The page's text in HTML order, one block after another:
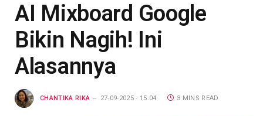
AI Mixboard Google
Bikin Nagih! Ini
Alasannya
CHANTIKA RIKA 27-09-2025 - 15.04 3 MINS READ